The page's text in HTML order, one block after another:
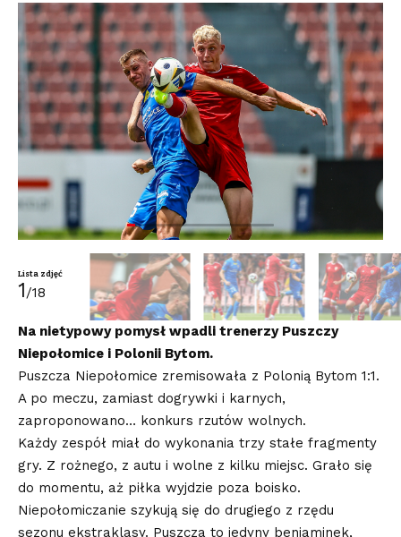
Lista zdjęć
1/18
Na nietypowy pomysł wpadli trenerzy Puszczy
Niepołomice i Polonii Bytom.
Puszcza Niepołomice zremisowała z Polonią Bytom 1:1.
A po meczu, zamiast dogrywki i karnych,
zaproponowano… konkurs rzutów wolnych.
Każdy zespół miał do wykonania trzy stałe fragmenty
gry. Z rożnego, z autu i wolne z kilku miejsc. Grało się
do momentu, aż piłka wyjdzie poza boisko.
Niepołomiczanie szykują się do drugiego z rzędu
sezonu ekstraklasy. Puszcza to jedyny beniaminek,